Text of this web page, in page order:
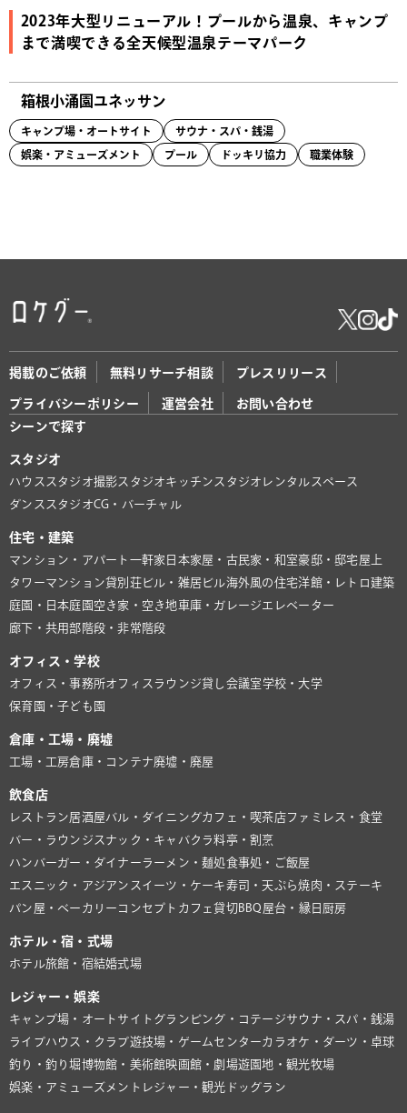
2023年大型リニューアル！プールから温泉、キャンプ
まで満喫できる全天候型温泉テーマパーク
箱根小涌園ユネッサン
キャンプ場・オートサイト サウナ・スパ・銭湯
娯楽・アミューズメント プール ドッキリ協力 職業体験
掲載のご依頼 無料リサーチ相談 プレスリリース
プライバシーポリシー 運営会社
お問い合わせ
シーンで探す
スタジオ
ハウススタジオ撮影スタジオキッチンスタジオ レンタルスペース
ダンススタジオCG・バーチャル
住宅・建築
マンション・アパート 一軒家 日本家屋・古民家・和室豪邸・邸宅屋上
タワーマンション貸別荘ビル・雑居ビル海外風の住宅洋館・レトロ建築
庭園・日本庭園 空き家・空き地 車庫・ガレージ エレベーター
廊下・共用部 階段・非常階段
オフィス・学校
オフィス・事務所オフィスラウンジ貸し会議室学校・大学
保育園・子ども園
倉庫・工場・廃墟
工場・工房倉庫・コンテナ廃墟・廃屋
飲食店
レストラン居酒屋バル・ダイニングカフェ・喫茶店ファミレス・食堂
バー・ラウンジ スナック・キャバクラ料亭・割烹
ハンバーガー・ダイナーラーメン・麺処食事処・ご飯屋
エスニック・アジアン スイーツ・ケーキ寿司・天ぷら焼肉・ステーキ
パン屋・ベーカリー コンセプトカフェ貸切BBQ 屋台・縁日 厨房
ホテル・宿・式場
ホテル旅館・宿結婚式場
レジャー・娯楽
キャンプ場・オートサイト グランピング・コテージサウナ・スパ・銭湯
ライブハウス・クラブ遊技場・ゲームセンターカラオケ・ダーツ・卓球
釣り・釣り堀博物館・美術館映画館・劇場遊園地・観光牧場
娯楽・アミューズメント レジャー・観光 ドッグラン